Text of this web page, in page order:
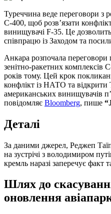
Туреччина веде переговори з росією про повернення систем
С-400, щоб розв’язати
винищувачі F-35. Це
співпрацю із Заходом та
Анкара розпочала переговори про повернення російських
зенітно-ракетних комплексів
років тому. Цей крок
конфлікт із НАТО та відкрити
американських винищувачів
повідомляє Bloomberg, пише
Деталі
За даними джерел, Реджеп
на зустрічі з володимиром
кремль наразі заперечує факт
Шлях до
оновлення